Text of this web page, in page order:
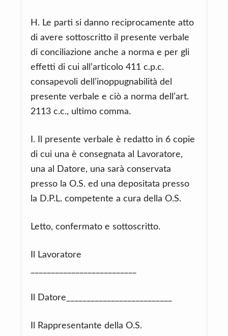
H. Le parti si danno reciprocamente atto
di avere sottoscritto il presente verbale
di conciliazione anche a norma e per gli
effetti di cui all’articolo 411 c.p.c.
consapevoli dell’inoppugnabilità del
presente verbale e ciò a norma dell’art.
2113 c.c., ultimo comma.
I. Il presente verbale è redatto in 6 copie
di cui una è consegnata al Lavoratore,
una al Datore, una sarà conservata
presso la O.S. ed una depositata presso
la D.P.L. competente a cura della O.S.
Letto, confermato e sottoscritto.
Il Lavoratore
Il Datore__________________________
Il Rappresentante della O.S.